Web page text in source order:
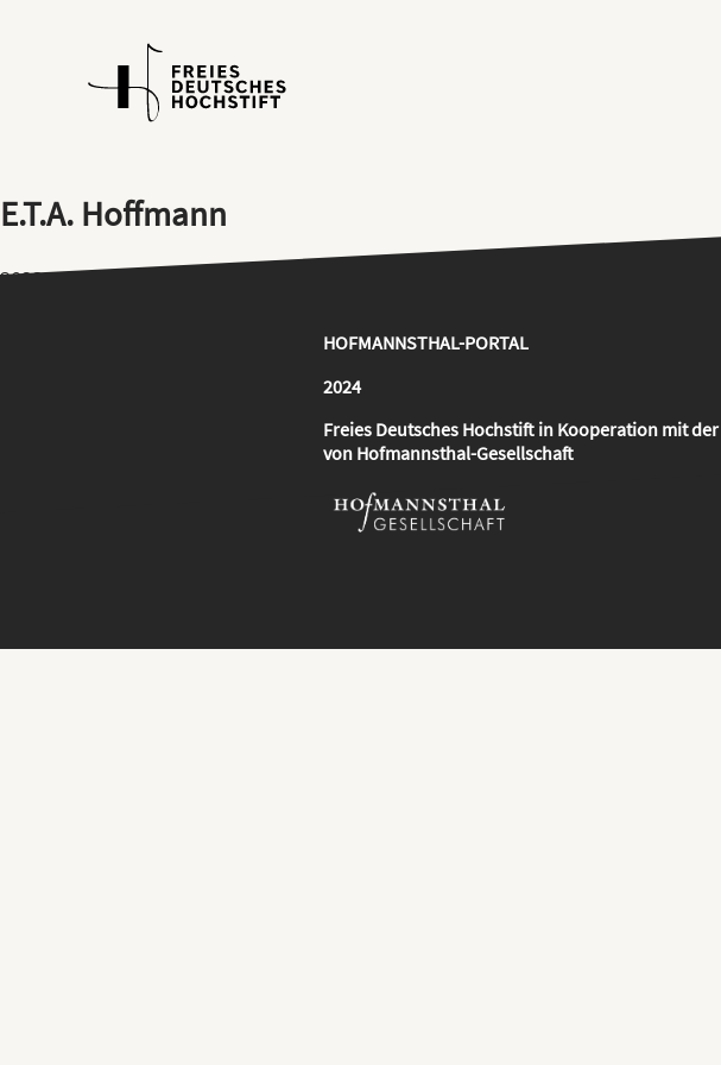
E.T.A. Hoffmann
2023-03-23Hörspiel "Das Bergwerk von Falun" 1949
HOFMANNSTHAL-PORTAL
2024
Freies Deutsches Hochstift in Kooperation mit der
von Hofmannsthal-Gesellschaft